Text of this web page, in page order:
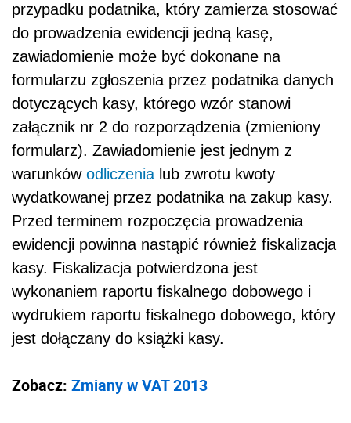
przypadku podatnika, który zamierza stosować
do prowadzenia ewidencji jedną kasę,
zawiadomienie może być dokonane na
formularzu zgłoszenia przez podatnika danych
dotyczących kasy, którego wzór stanowi
załącznik nr 2 do rozporządzenia (zmieniony
formularz). Zawiadomienie jest jednym z
warunków odliczenia lub zwrotu kwoty
wydatkowanej przez podatnika na zakup kasy.
Przed terminem rozpoczęcia prowadzenia
ewidencji powinna nastąpić również fiskalizacja
kasy. Fiskalizacja potwierdzona jest
wykonaniem raportu fiskalnego dobowego i
wydrukiem raportu fiskalnego dobowego, który
jest dołączany do książki kasy.
Zobacz: Zmiany w VAT 2013